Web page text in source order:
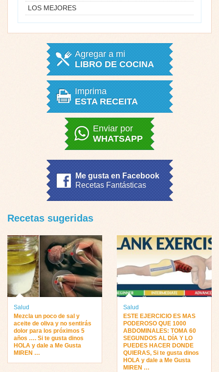
LOS MEJORES
Agregar a mi
LIBRO DE COCINA
Imprima
ESTA RECEITA
Enviar por
WHATSAPP
Me gusta en Facebook
Recetas Fantásticas
Recetas sugeridas
Salud
Mezcla un poco de sal y
aceite de oliva y no sentirás
dolor para los próximos 5
años …. Si te gusta dinos
HOLA y dale a Me Gusta
MIREN …
Salud
ESTE EJERCICIO ES MAS
PODEROSO QUE 1000
ABDOMINALES: TOMA 60
SEGUNDOS AL DÍA Y LO
PUEDES HACER DONDE
QUIERAS, Si te gusta dinos
HOLA y dale a Me Gusta
MIREN …